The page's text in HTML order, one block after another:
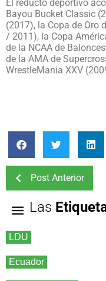
El reducto deportivo
Bayou Bucket Classic
(2017), la Copa de Oro
/ 2011), la Copa
de la NCAA de
de la AMA de
WrestleMania XXV
Post Anterior
Las
LDU
Ecuador